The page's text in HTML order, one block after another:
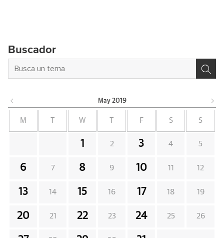
Buscador
May 2019
M W F S S
1 2 3 4 5
6 7 8 9 10 11 12
13 14 15 16 17 18 19
20 21 22 23 24 25 26